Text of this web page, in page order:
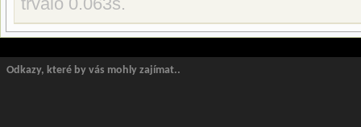
Odkazy, které by vás mohly zajímat..